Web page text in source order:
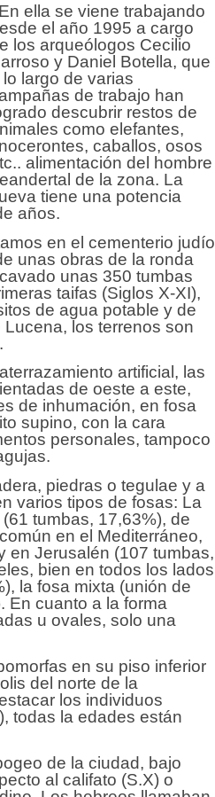
En ella se viene trabajando
el año 1995 a cargo
los arqueólogos Cecilio
y Daniel Botella, que
lo largo de varias
de trabajo han
descubrir restos de
como elefantes,
caballos, osos
alimentación del hombre
de la zona. La
tiene una potencia
años.
en el cementerio judío
unas obras de la ronda
unas 350 tumbas
taifas (Siglos X-XI),
de agua potable y de
los terrenos son
artificial, las
de oeste a este,
de inhumación, en fosa
supino, con la cara
personales, tampoco
piedras o tegulae y a
varios tipos de fosas: La
tumbas, 17,63%), de
en el Mediterráneo,
en Jerusalén (107 tumbas,
bien en todos los lados
la fosa mixta (unión de
En cuanto a la forma
u ovales, solo una
en su piso inferior
del norte de la
los individuos
todas la edades están
de la ciudad, bajo
al califato (S.X) o